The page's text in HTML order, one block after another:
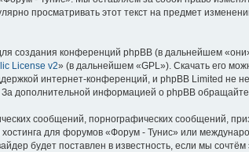
просматривать этот текст на предмет
создания конференций phpBB (в дальнейшем
License v2» (в дальнейшем «GPL»). Скачать его
интернет-конференций, и phpBB Limited не
дополнительной информацией о phpBB
сообщений, порнографических сообщений,
для форумов «Форум - Тунис» или
будет поставлен в известность, если мы